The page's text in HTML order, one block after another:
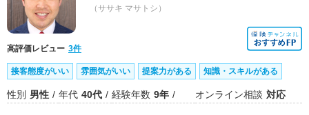
（ササキ マサトシ）
高評価レビュー 3件
接客態度がいい 雰囲気がいい 提案力がある 知識・スキルがある
性別 男性 年代 40代 経験年数 9年 オンライン相談 対応